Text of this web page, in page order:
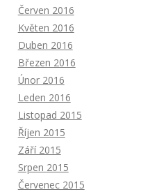
Červen 2016
Květen 2016
Duben 2016
Březen 2016
Únor 2016
Leden 2016
Listopad 2015
Říjen 2015
Září 2015
Srpen 2015
Červenec 2015